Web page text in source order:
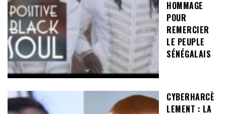
HOMMAGE
POUR
REMERCIER
LE PEUPLE
SÉNÉGALAIS
CYBERHARCÈ
LEMENT : LA